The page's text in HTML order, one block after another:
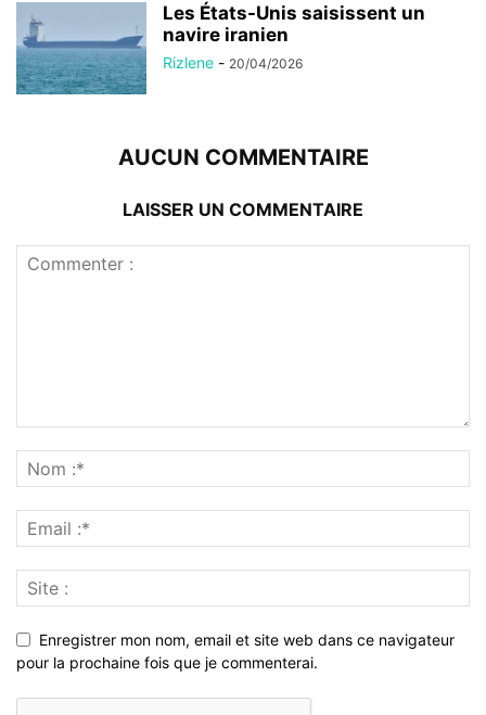
Les États-Unis saisissent un
navire iranien
Rizlene - 20/04/2026
AUCUN COMMENTAIRE
LAISSER UN COMMENTAIRE
Enregistrer mon nom, email et site web dans ce navigateur
pour la prochaine fois que je commenterai.